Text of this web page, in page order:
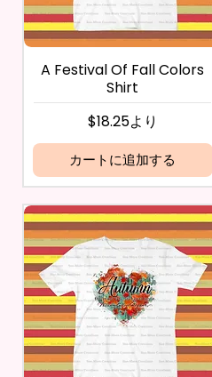
A Festival Of Fall Colors
Shirt
$18.25より
セール価格
カートに追加する